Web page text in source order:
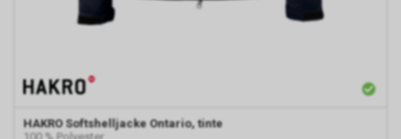
HAKRO Softshelljacke Ontario, tinte